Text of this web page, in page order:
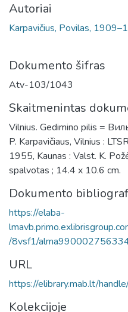
Autoriai
Karpavičius, Povilas,
Dokumento šifras
Atv-103/1043
Skaitmenintas
Vilnius. Gedimino pilis =
P. Karpavičiaus, Vilnius :
1955, Kaunas : Valst. K.
spalvotas ; 14.4 x 10.6 cm.
Dokumento
https://elaba-
/8vsf1/
URL
https://elibrary.mab.lt/
Kolekcijoje